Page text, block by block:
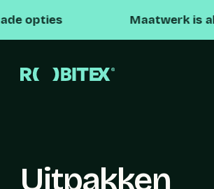
Maatwerk is altijd mogelijk
Uitpakken